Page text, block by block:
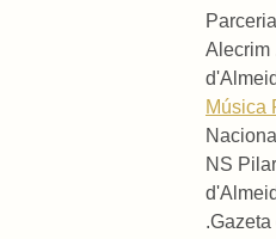
Alecrim
Música
NS